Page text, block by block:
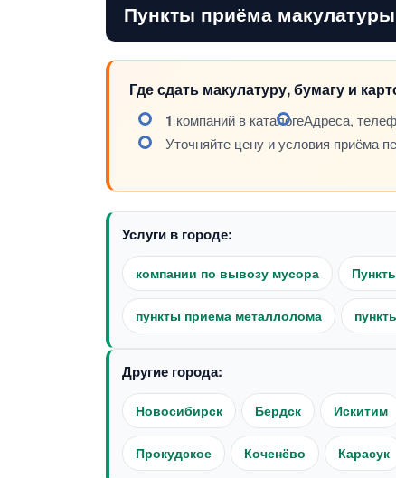
Пункты приёма
Где сдать макулатуру, бумагу и
1 компаний в каталогеАдреса,
Уточняйте цену и условия приёма
Услуги в городе:
компании по вывозу мусора
пункты приема металлолома
Другие города:
Новосибирск Бердск Искитим
Прокудское Коченёво Карасук